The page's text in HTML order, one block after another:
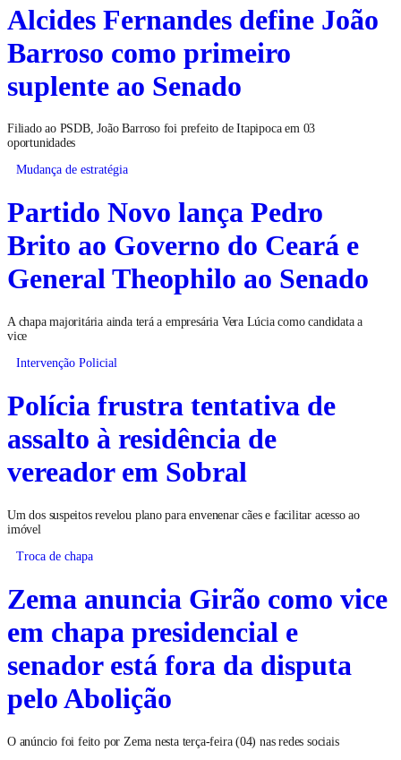
Alcides Fernandes define João
Barroso como primeiro
suplente ao Senado
Filiado ao PSDB, João Barroso foi prefeito de Itapipoca em 03
oportunidades
Mudança de estratégia
Partido Novo lança Pedro
Brito ao Governo do Ceará e
General Theophilo ao Senado
A chapa majoritária ainda terá a empresária Vera Lúcia como candidata a
vice
Intervenção Policial
Polícia frustra tentativa de
assalto à residência de
vereador em Sobral
Um dos suspeitos revelou plano para envenenar cães e facilitar acesso ao
imóvel
Troca de chapa
Zema anuncia Girão como vice
em chapa presidencial e
senador está fora da disputa
pelo Abolição
O anúncio foi feito por Zema nesta terça-feira (04) nas redes sociais